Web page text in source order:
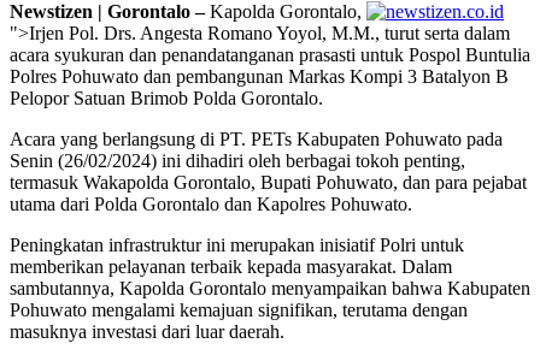
Newstizen | Gorontalo –Kapolda Gorontalo,
">Irjen Pol. Drs. Angesta Romano Yoyol, M.M., turut serta dalam
acara syukuran dan penandatanganan prasasti untuk Pospol Buntulia
Polres Pohuwato dan pembangunan Markas Kompi 3 Batalyon B
Pelopor Satuan Brimob Polda Gorontalo.
Acara yang berlangsung di PT. PETs Kabupaten Pohuwato pada
Senin (26/02/2024) ini dihadiri oleh berbagai tokoh penting,
termasuk Wakapolda Gorontalo, Bupati Pohuwato, dan para pejabat
utama dari Polda Gorontalo dan Kapolres Pohuwato.
Peningkatan infrastruktur ini merupakan inisiatif Polri untuk
memberikan pelayanan terbaik kepada masyarakat. Dalam
sambutannya, Kapolda Gorontalo menyampaikan bahwa Kabupaten
Pohuwato mengalami kemajuan signifikan, terutama dengan
masuknya investasi dari luar daerah.